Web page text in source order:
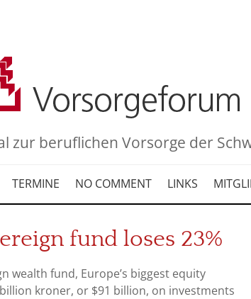
zur beruflichen Vorsorge der
TERMINE NO COMMENT LINKS
fund loses 23%
wealth fund, Europe’s biggest equity
kroner, or $91 billion, on investments